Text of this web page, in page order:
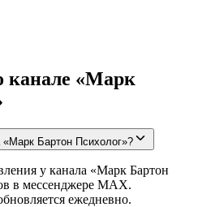
канале «Марк
«Марк Бартон Психолог»?
у канала «Марк Бартон
в мессенджере MAX.
ежедневно.